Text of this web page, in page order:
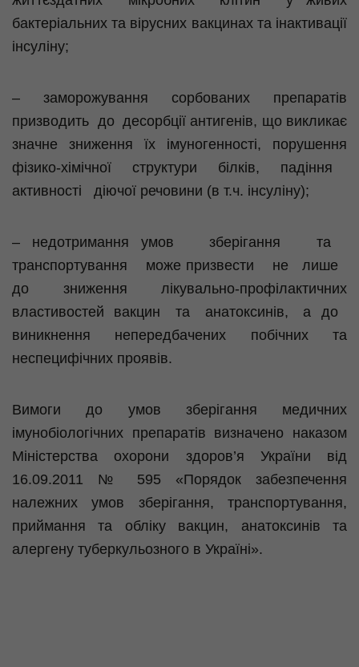
бактеріальних та вірусних вакцинах та інактивації
інсуліну;
– заморожування сорбованих препаратів
призводить до десорбції антигенів, що викликає
значне зниження їх імуногенності, порушення
фізико-хімічної структури білків, падіння
активності діючої речовини (в т.ч. інсуліну);
– недотримання умов зберігання та
транспортування може призвести не лише
до зниження лікувально-профілактичних
властивостей вакцин та анатоксинів, а до
виникнення непередбачених побічних та
неспецифічних проявів.
Вимоги до умов зберігання медичних
імунобіологічних препаратів визначено наказом
Міністерства охорони здоров’я України від
16.09.2011 № 595 «Порядок забезпечення
належних умов зберігання, транспортування,
приймання та обліку вакцин, анатоксинів та
алергену туберкульозного в Україні».